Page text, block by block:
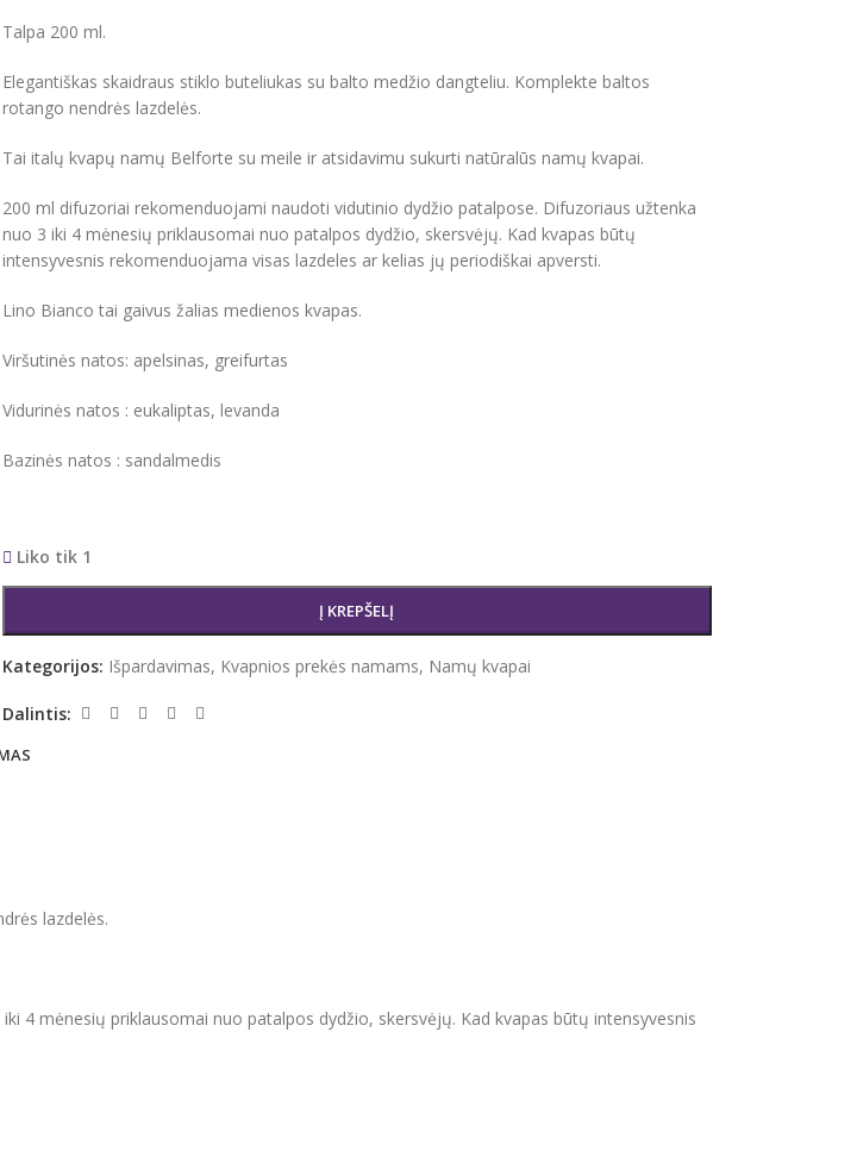
Talpa 200 ml.
Elegantiškas skaidraus stiklo buteliukas su balto medžio dangteliu. Komplekte baltos
rotango nendrės lazdelės.
Tai italų kvapų namų Belforte su meile ir atsidavimu sukurti natūralūs namų kvapai.
200 ml difuzoriai rekomenduojami naudoti vidutinio dydžio patalpose. Difuzoriaus užtenka
nuo 3 iki 4 mėnesių priklausomai nuo patalpos dydžio, skersvėjų. Kad kvapas būtų
intensyvesnis rekomenduojama visas lazdeles ar kelias jų periodiškai apversti.
Lino Bianco tai gaivus žalias medienos kvapas.
Viršutinės natos: apelsinas, greifurtas
Vidurinės natos : eukaliptas, levanda
Bazinės natos : sandalmedis
Liko tik 1
Į KREPŠELĮ
Kategorijos: Išpardavimas, Kvapnios prekės namams, Namų kvapai
Dalintis:
lazdelės.
4 mėnesių priklausomai nuo patalpos dydžio, skersvėjų. Kad kvapas būtų intensyvesnis